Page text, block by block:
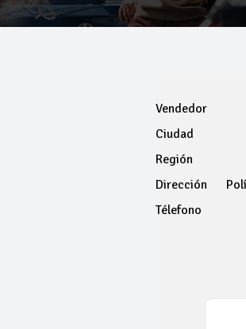
Vendedor
Ciudad
Región
Dirección
Télefono